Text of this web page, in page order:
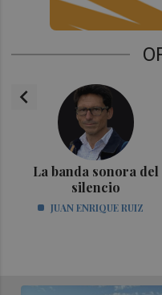
chevron_left
La banda sonora del
silencio
JUAN ENRIQUE RUIZ